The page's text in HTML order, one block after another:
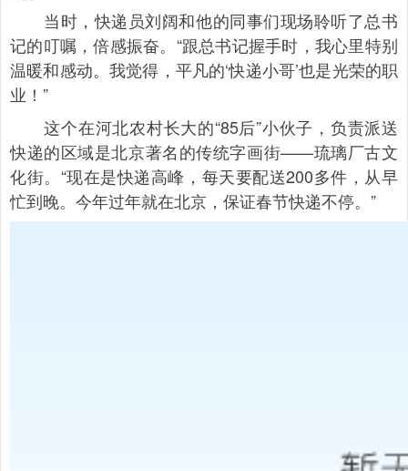
当时，快递员刘阔和他的同事们现场聆听了总书
记的叮嘱，倍感振奋。“跟总书记握手时，我心里特别
温暖和感动。我觉得，平凡的‘快递小哥’也是光荣的职
业！”
这个在河北农村长大的“85后”小伙子，负责派送
快递的区域是北京著名的传统字画街——琉璃厂古文
化街。“现在是快递高峰，每天要配送200多件，从早
忙到晚。今年过年就在北京，保证春节快递不停。”